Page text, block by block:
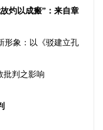
灼以成瘢”：来自章
形象：以《驳建立孔
批判之影响